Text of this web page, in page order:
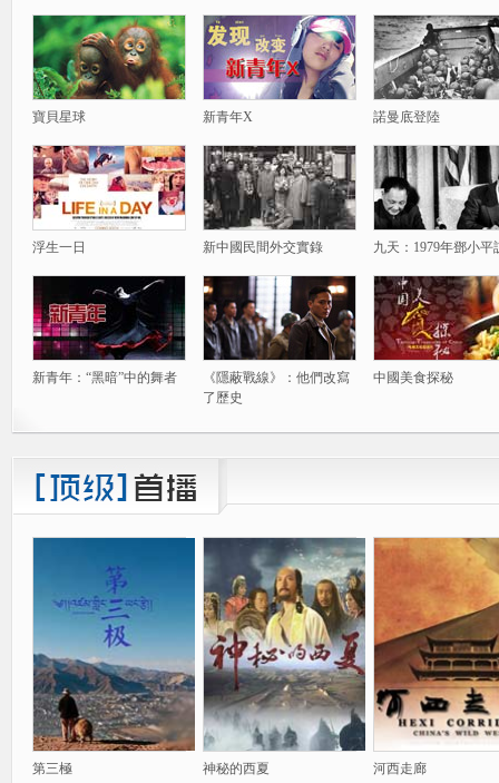
寶貝星球 新青年X 諾曼底登陸
浮生一日 新中國民間外交實錄 九天：1979年鄧小平
新青年：“黑暗”中的舞者
《隱蔽戰線》：他們改寫
了歷史
中國美食探秘
第三極 神秘的西夏 河西走廊